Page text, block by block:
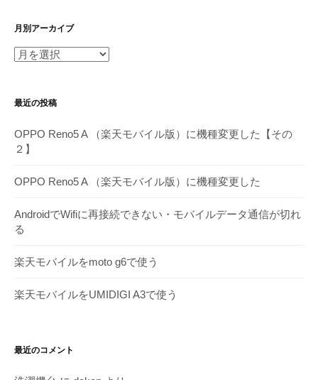
月別アーカイブ
月
ー
イ
ブ
最近の投稿
OPPO Reno5 A （楽天モバイル版）に機種変更した【その
２】
OPPO Reno5 A （楽天モバイル版）に機種変更した
AndroidでWifiに再接続できない・モバイルデータ通信が切れ
る
楽天モバイルをmoto g6で使う
楽天モバイルをUMIDIGI A3で使う
最近のコメント